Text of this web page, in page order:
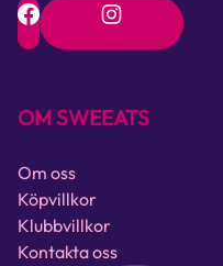
OM SWEEATS
Om oss
Köpvillkor
Klubbvillkor
Kontakta oss